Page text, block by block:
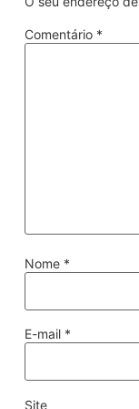
Comentário *
Nome *
E-mail *
Site